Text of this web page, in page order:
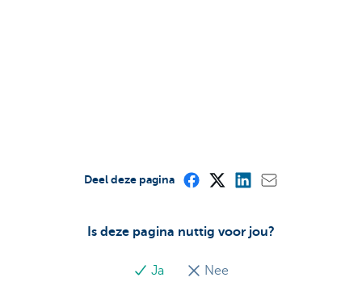
Is deze pagina nuttig voor jou?
Ja Nee
Deel deze pagina